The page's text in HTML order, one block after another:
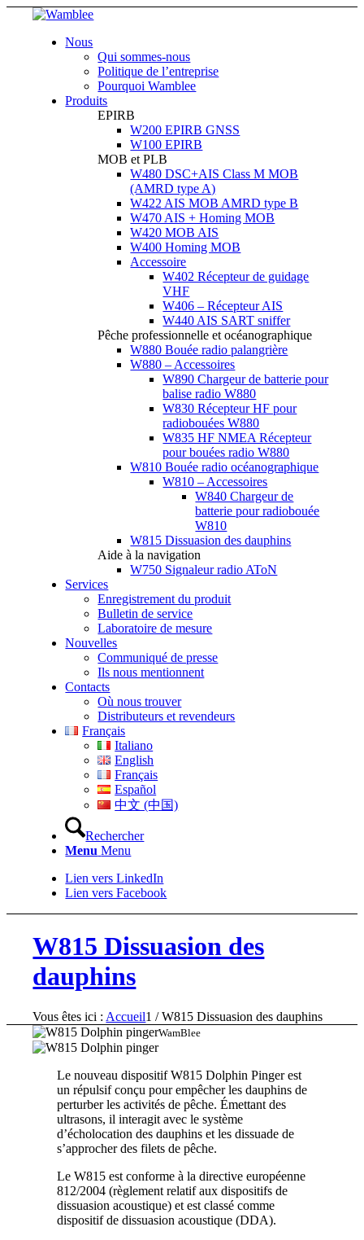
Nous
Qui sommes-nous
Politique de l’entreprise
Pourquoi Wamblee
Produits
EPIRB
W200 EPIRB GNSS
W100 EPIRB
MOB et PLB
W480 DSC+AIS Class M MOB
(AMRD type A)
W422 AIS MOB AMRD type B
W470 AIS + Homing MOB
W420 MOB AIS
W400 Homing MOB
Accessoire
W402 Récepteur de guidage
VHF
W406 – Récepteur AIS
W440 AIS SART sniffer
Pêche professionnelle et océanographique
W880 Bouée radio palangrière
W880 – Accessoires
W890 Chargeur de batterie pour
balise radio W880
W830 Récepteur HF pour
radiobouées W880
W835 HF NMEA Récepteur
pour bouées radio W880
W810 Bouée radio océanographique
W810 – Accessoires
W840 Chargeur de
batterie pour radiobouée
W810
W815 Dissuasion des dauphins
Aide à la navigation
W750 Signaleur radio AToN
Services
Enregistrement du produit
Bulletin de service
Laboratoire de mesure
Nouvelles
Communiqué de presse
Ils nous mentionnent
Contacts
Où nous trouver
Distributeurs et revendeurs
Français
Italiano
English
Français
Español
中文 (中国)
Rechercher
Menu Menu
Lien vers LinkedIn
Lien vers Facebook
W815 Dissuasion des
dauphins
Vous êtes ici : Accueil1 / W815 Dissuasion des dauphins
WamBlee
Le nouveau dispositif W815 Dolphin Pinger est
un répulsif conçu pour empêcher les dauphins de
perturber les activités de pêche. Émettant des
ultrasons, il interagit avec le système
d’écholocation des dauphins et les dissuade de
s’approcher des filets de pêche.
Le W815 est conforme à la directive européenne
812/2004 (règlement relatif aux dispositifs de
dissuasion acoustique) et est classé comme
dispositif de dissuasion acoustique (DDA).